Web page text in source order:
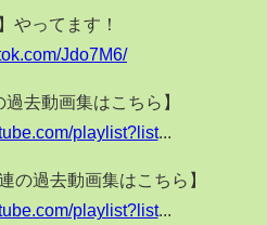
やってます！
Jdo7M6/
過去動画集はこちら】
playlist?list...
の過去動画集はこちら】
playlist?list...